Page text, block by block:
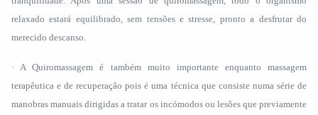
relaxado estará equilibrado, sem tensões e stresse, pronto a desfrutar do
merecido descanso.
· A Quiromassagem é também muito importante enquanto massagem
terapêutica e de recuperação pois é uma técnica que consiste numa série de
manobras manuais dirigidas a tratar os incómodos ou lesões que previamente